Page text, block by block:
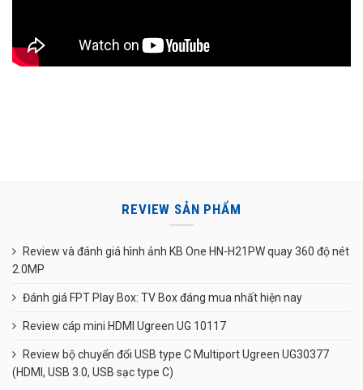
REVIEW SẢN PHẨM
Review và đánh giá hình ảnh KB One HN-H21PW quay 360 độ nét
2.0MP
Đánh giá FPT Play Box: TV Box đáng mua nhất hiện nay
Review cáp mini HDMI Ugreen UG 10117
Review bộ chuyển đổi USB type C Multiport Ugreen UG30377
(HDMI, USB 3.0, USB sạc type C)